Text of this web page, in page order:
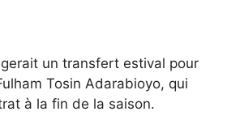
un transfert estival pour
Tosin Adarabioyo, qui
à la fin de la saison.